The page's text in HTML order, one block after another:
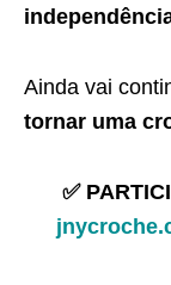
Ainda vai
tornar uma
✅